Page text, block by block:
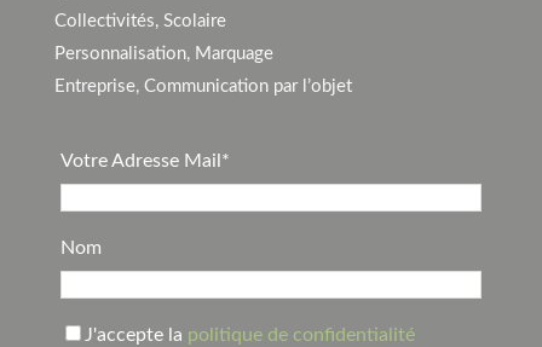
Collectivités, Scolaire
Personnalisation, Marquage
Entreprise, Communication par l’objet
Votre Adresse Mail*
Nom
J'accepte la politique de confidentialité